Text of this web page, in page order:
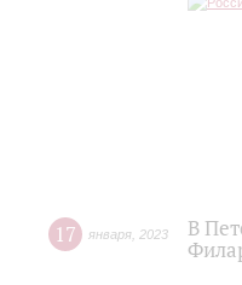
17 января 2023
В